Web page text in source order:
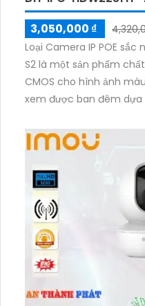
3,050,000 ₫
Loại Camera IP POE sắc
S2 là một sản phẩm
CMOS cho hình ảnh
xem được ban đêm dựa
sát chất lượng trong mọi
phân giải 2.0MP,
các định dạng H.265+/
nghệ hồng ngoại Smart
hình luôn sắc nét và